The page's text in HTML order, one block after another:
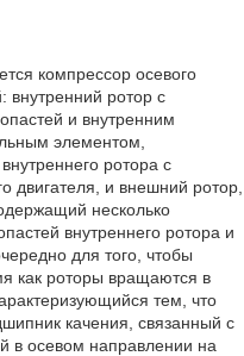
компрессор осевого
внутренний ротор с
и внутренним
элементом,
ротора с
двигателя, и внешний ротор,
несколько
внутреннего ротора и
для того, чтобы
как роторы вращаются в
тем, что
качения, связанный с
в осевом направлении на